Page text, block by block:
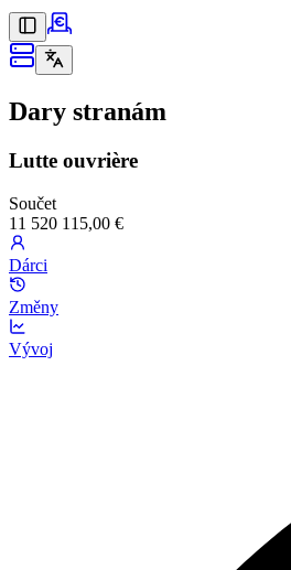
Dary stranám
Lutte ouvrière
Součet
11 520 115,00 €
Dárci
Změny
Vývoj